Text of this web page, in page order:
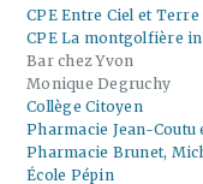
CPE Entre Ciel et Terre
CPE La montgolfière
Bar chez Yvon
Monique Degruchy
Collège Citoyen
Pharmacie Jean-Coutu
Pharmacie Brunet,
École Pépin